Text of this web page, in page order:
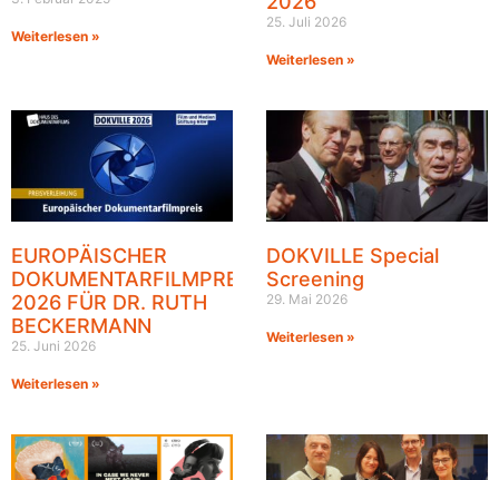
Weiterlesen »
25. Juli 2026
Weiterlesen »
EUROPÄISCHER
DOKUMENTARFILMPREIS
2026 FÜR DR. RUTH
BECKERMANN
25. Juni 2026
Weiterlesen »
DOKVILLE Special
Screening
29. Mai 2026
Weiterlesen »